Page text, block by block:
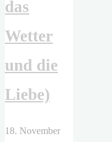
das
Wetter
und die
Liebe)
18. November